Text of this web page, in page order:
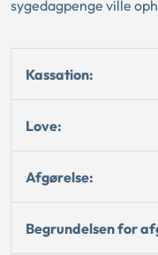
sygedagpenge ville
Kassation:
Love:
Afgørelse:
Begrundelsen for